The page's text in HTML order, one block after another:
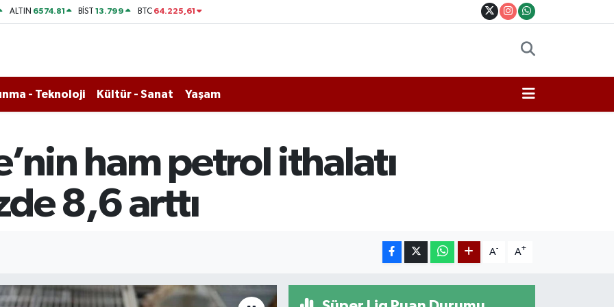
ALTIN 6574.81 BİST13.799 BTC 64.225,61
- Teknoloji Kültür - Sanat Yaşam
ham petrol ithalatı
8,6 arttı
A- A+